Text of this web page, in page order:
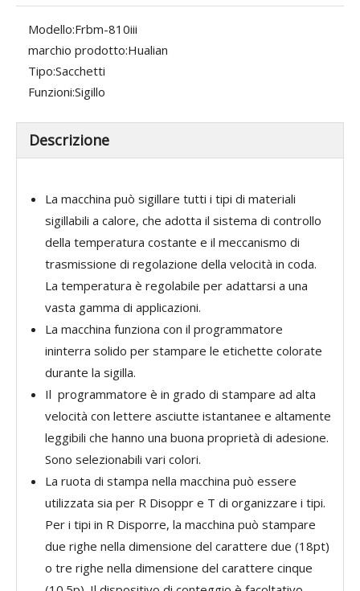
Modello:Frbm-810iii
marchio prodotto:Hualian
Tipo:Sacchetti
Funzioni:Sigillo
Descrizione
La macchina può sigillare tutti i tipi di materiali
sigillabili a calore, che adotta il sistema di controllo
della temperatura costante e il meccanismo di
trasmissione di regolazione della velocità in coda.
La temperatura è regolabile per adattarsi a una
vasta gamma di applicazioni.
La macchina funziona con il programmatore
ininterra solido per stampare le etichette colorate
durante la sigilla.
Il programmatore è in grado di stampare ad alta
velocità con lettere asciutte istantanee e altamente
leggibili che hanno una buona proprietà di adesione.
Sono selezionabili vari colori.
La ruota di stampa nella macchina può essere
utilizzata sia per R Disoppr e T di organizzare i tipi.
Per i tipi in R Disporre, la macchina può stampare
due righe nella dimensione del carattere due (18pt)
o tre righe nella dimensione del carattere cinque